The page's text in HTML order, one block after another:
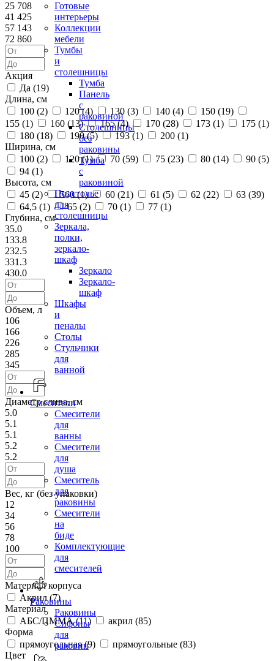
Готовые
интерьеры
Коллекции
мебели
Тумбы
и
столешницы
Тумба
Панель
с
раковиной
Столешницы
без
раковины
Тумба
с
раковиной
Подстолье
для
столешницы
Зеркала,
полки,
зеркало-
шкаф
Зеркало
Зеркало-
шкаф
Шкафы
и
пеналы
Столы
Стульчики
для
ванной
Смесители
Смесители
для
ванны
Смесители
для
душа
Смеситель
для
раковины
Смесители
на
биде
Комплектующие
для
смесителей
Раковины
Раковины
Сифоны
для
раковин
25 708
41 425
57 143
72 860
Акция
Да (19)
Длина, см
100 (2) 120 (4) 130 (3) 140 (4) 150 (19)
155 (1) 160 (13) 165 (4) 170 (28) 173 (1) 175 (1)
180 (18) 190 (5) 193 (1) 200 (1)
Ширина, см
100 (2) 120 (1) 70 (59) 75 (23) 80 (14) 90 (5)
94 (1)
Высота, см
45 (2) 560 (1) 60 (21) 61 (5) 62 (22) 63 (39)
64,5 (1) 65 (2) 70 (1) 77 (1)
Глубина, см
35.0
133.8
232.5
331.3
430.0
Объем, л
106
166
226
285
345
Диаметр слива, см
5.0
5.1
5.1
5.2
5.2
Вес, кг (без упаковки)
12
34
56
78
100
Материал корпуса
Акрил (7)
Материал
АБС/ПММА (11) акрил (85)
Форма
прямоугольная (9) прямоугольные (83)
Цвет